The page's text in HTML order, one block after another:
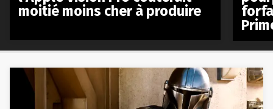
moitié moins cher à produire